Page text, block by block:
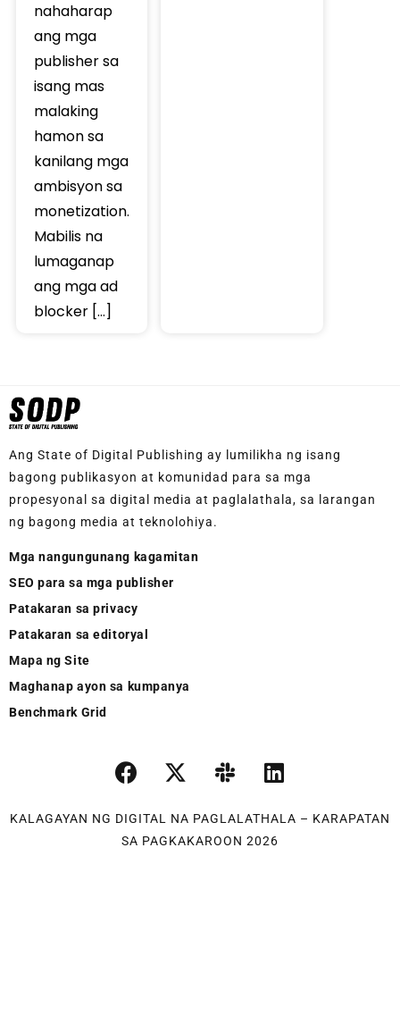
nahaharap
ang mga
publisher sa
isang mas
malaking
hamon sa
kanilang mga
ambisyon sa
monetization.
Mabilis na
lumaganap
ang mga ad
blocker […]
Ang State of Digital Publishing ay lumilikha ng isang
bagong publikasyon at komunidad para sa mga
propesyonal sa digital media at paglalathala, sa larangan
ng bagong media at teknolohiya.
Mga nangungunang kagamitan
SEO para sa mga publisher
Patakaran sa privacy
Patakaran sa editoryal
Mapa ng Site
Maghanap ayon sa kumpanya
Benchmark Grid
KALAGAYAN NG DIGITAL NA PAGLALATHALA – KARAPATAN
SA PAGKAKAROON 2026